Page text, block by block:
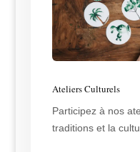
Ateliers Culturels
Participez à nos
traditions et la